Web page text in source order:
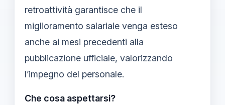
retroattività garantisce che il
miglioramento salariale venga esteso
anche ai mesi precedenti alla
pubblicazione ufficiale, valorizzando
l’impegno del personale.
Che cosa aspettarsi?